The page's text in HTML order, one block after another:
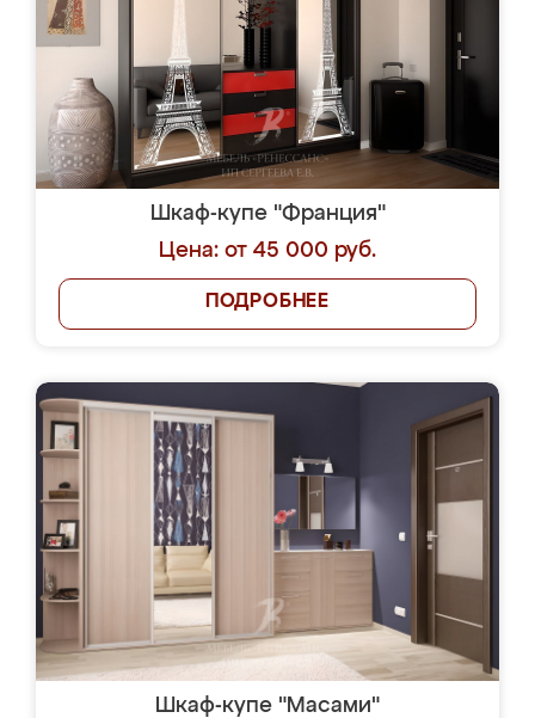
Шкаф-купе "Франция"
Цена: от 45 000 руб.
ПОДРОБНЕЕ
Шкаф-купе "Масами"